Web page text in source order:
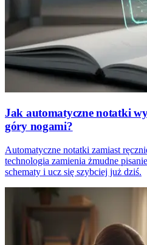
Jak automatyczne notatki
góry nogami?
Automatyczne notatki zamiast
technologia zamienia żmudne
schematy i ucz się szybciej już dziś.